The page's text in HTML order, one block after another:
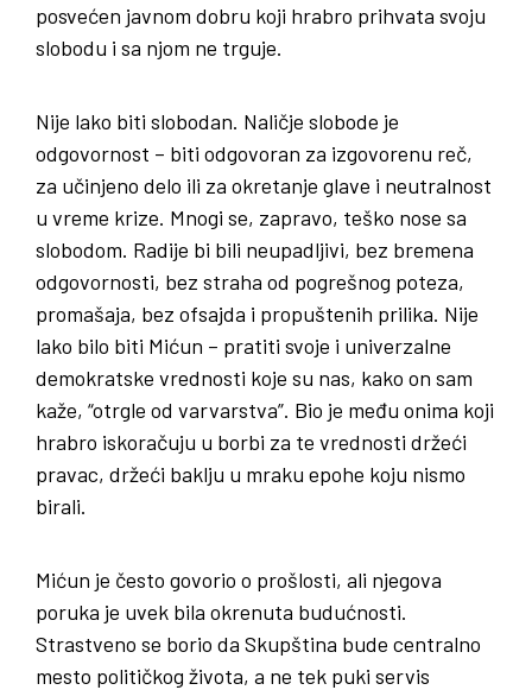
posvećen javnom dobru koji hrabro prihvata svoju
slobodu i sa njom ne trguje.
Nije lako biti slobodan. Naličje slobode je
odgovornost – biti odgovoran za izgovorenu reč,
za učinjeno delo ili za okretanje glave i neutralnost
u vreme krize. Mnogi se, zapravo, teško nose sa
slobodom. Radije bi bili neupadljivi, bez bremena
odgovornosti, bez straha od pogrešnog poteza,
promašaja, bez ofsajda i propuštenih prilika. Nije
lako bilo biti Mićun – pratiti svoje i univerzalne
demokratske vrednosti koje su nas, kako on sam
kaže, “otrgle od varvarstva”. Bio je među onima koji
hrabro iskoračuju u borbi za te vrednosti držeći
pravac, držeći baklju u mraku epohe koju nismo
birali.
Mićun je često govorio o prošlosti, ali njegova
poruka je uvek bila okrenuta budućnosti.
Strastveno se borio da Skupština bude centralno
mesto političkog života, a ne tek puki servis